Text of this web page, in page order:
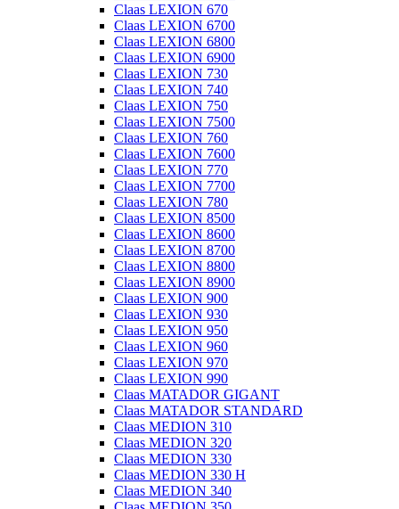
Claas LEXION 670
Claas LEXION 6700
Claas LEXION 6800
Claas LEXION 6900
Claas LEXION 730
Claas LEXION 740
Claas LEXION 750
Claas LEXION 7500
Claas LEXION 760
Claas LEXION 7600
Claas LEXION 770
Claas LEXION 7700
Claas LEXION 780
Claas LEXION 8500
Claas LEXION 8600
Claas LEXION 8700
Claas LEXION 8800
Claas LEXION 8900
Claas LEXION 900
Claas LEXION 930
Claas LEXION 950
Claas LEXION 960
Claas LEXION 970
Claas LEXION 990
Claas MATADOR GIGANT
Claas MATADOR STANDARD
Claas MEDION 310
Claas MEDION 320
Claas MEDION 330
Claas MEDION 330 H
Claas MEDION 340